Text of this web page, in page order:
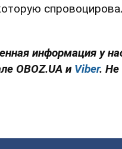
информация у
OBOZ.UA и Viber. Не